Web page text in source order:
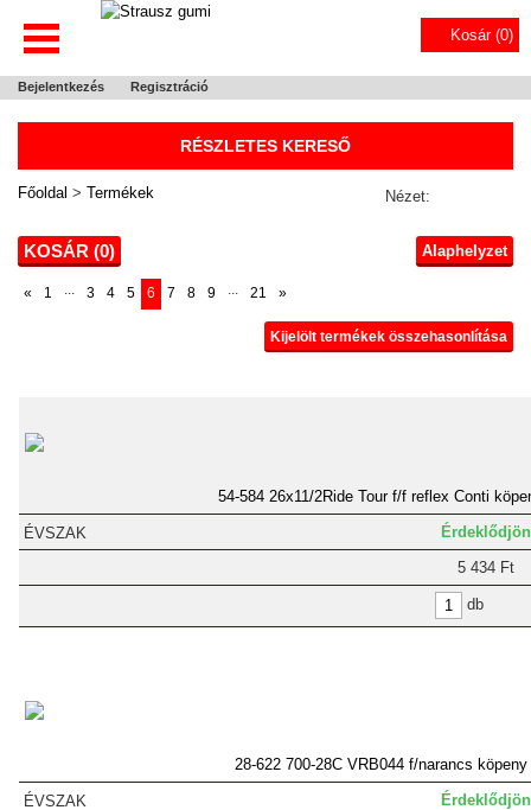
Kosár (0)
Bejelentkezés Regisztráció
RÉSZLETES KERESŐ
Főoldal > Termékek Nézet:
KOSÁR (0) Alaphelyzet
« 1 ... 3 4 5 6 7 8 9 ... 21 »
Kijelölt termékek összehasonlítása
54-584 26x11/2Ride Tour f/f reflex Conti
Érdeklődjön
5 434 Ft
db
28-622 700-28C VRB044 f/narancs köpeny
Érdeklődjön